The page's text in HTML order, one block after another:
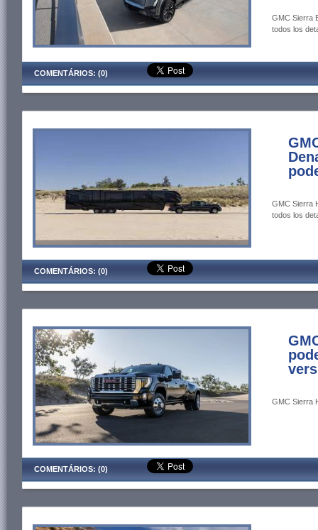
GMC Sierra
todos los
COMENTÁRIOS: (0)
GMC Sierra
todos los
COMENTÁRIOS: (0)
GMC Sierra
COMENTÁRIOS: (0)